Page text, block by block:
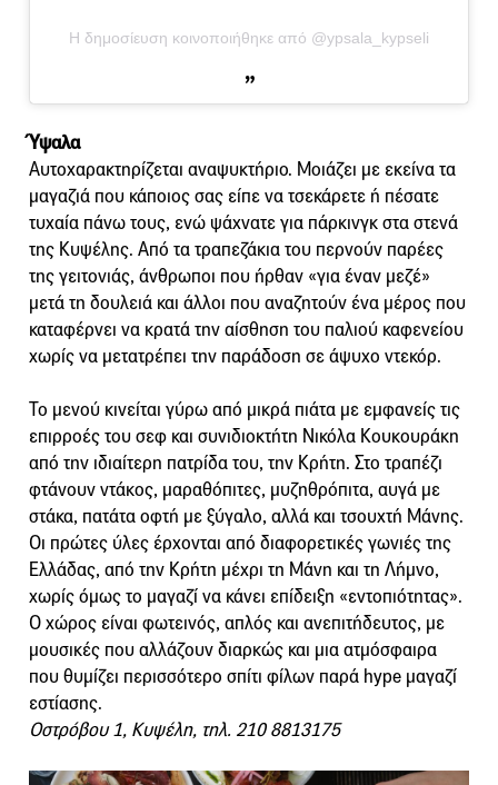
Η δημοσίευση κοινοποιήθηκε από @ypsala_kypseli
Ύψαλα
Αυτοχαρακτηρίζεται αναψυκτήριο. Μοιάζει με εκείνα τα
μαγαζιά που κάποιος σας είπε να τσεκάρετε ή πέσατε
τυχαία πάνω τους, ενώ ψάχνατε για πάρκινγκ στα στενά
της Κυψέλης. Από τα τραπεζάκια του περνούν παρέες
της γειτονιάς, άνθρωποι που ήρθαν «για έναν μεζέ»
μετά τη δουλειά και άλλοι που αναζητούν ένα μέρος που
καταφέρνει να κρατά την αίσθηση του παλιού καφενείου
χωρίς να μετατρέπει την παράδοση σε άψυχο ντεκόρ.
Το μενού κινείται γύρω από μικρά πιάτα με εμφανείς τις
επιρροές του σεφ και συνιδιοκτήτη Νικόλα Κουκουράκη
από την ιδιαίτερη πατρίδα του, την Κρήτη. Στο τραπέζι
φτάνουν ντάκος, μαραθόπιτες, μυζηθρόπιτα, αυγά με
στάκα, πατάτα οφτή με ξύγαλο, αλλά και τσουχτή Μάνης.
Οι πρώτες ύλες έρχονται από διαφορετικές γωνιές της
Ελλάδας, από την Κρήτη μέχρι τη Μάνη και τη Λήμνο,
χωρίς όμως το μαγαζί να κάνει επίδειξη «εντοπιότητας».
Ο χώρος είναι φωτεινός, απλός και ανεπιτήδευτος, με
μουσικές που αλλάζουν διαρκώς και μια ατμόσφαιρα
που θυμίζει περισσότερο σπίτι φίλων παρά hype μαγαζί
εστίασης.
Οστρόβου 1, Κυψέλη, τηλ. 210 8813175